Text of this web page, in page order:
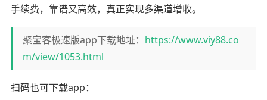
手续费，靠谱又高效，真正实现多渠道增收。
聚宝客极速版app下载地址： https://www.viy88.co
m/view/1053.html
扫码也可下载app：